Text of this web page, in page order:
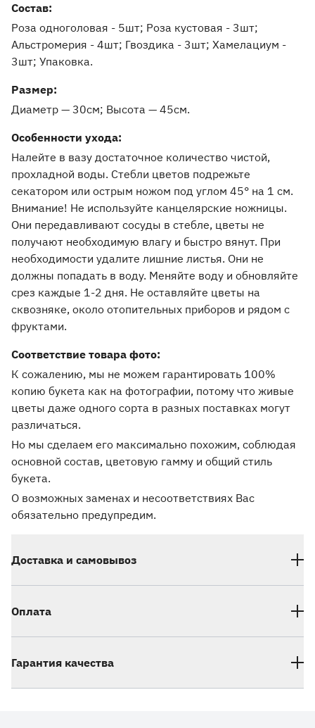
Состав:
Роза одноголовая - 5шт; Роза кустовая - 3шт;
Альстромерия - 4шт; Гвоздика - 3шт; Хамелациум -
3шт; Упаковка.
Pазмер:
Диаметр — 30см Высота — 45см
Особенности ухода:
Налейте в вазу достаточное количество чистой,
прохладной воды. Стебли цветов подрежьте
секатором или острым ножом под углом 45° на 1 см.
Внимание! Не используйте канцелярские ножницы.
Они передавливают сосуды в стебле, цветы не
получают необходимую влагу и быстро вянут. При
необходимости удалите лишние листья. Они не
должны попадать в воду. Меняйте воду и обновляйте
срез каждые 1-2 дня. Не оставляйте цветы на
сквозняке, около отопительных приборов и рядом с
фруктами.
Соответствие товара фото:
К сожалению, мы не можем гарантировать 100%
копию букета как на фотографии, потому что живые
цветы даже одного сорта в разных поставках могут
различаться.
Но мы сделаем его максимально похожим, соблюдая
основной состав, цветовую гамму и общий стиль
букета.
О возможных заменах и несоответствиях Вас
обязательно предупредим.
Доставка и самовывоз
Оплата
Гарантия качества